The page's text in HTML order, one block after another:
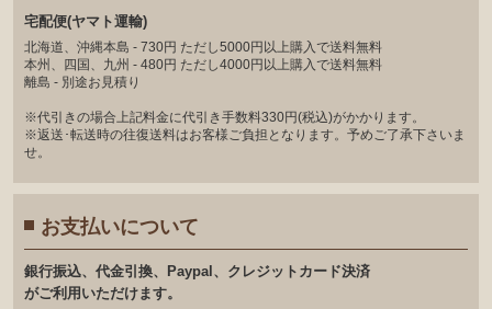
宅配便(ヤマト運輸)
北海道、沖縄本島 - 730円 ただし5000円以上購入で送料無料
本州、四国、九州 - 480円 ただし4000円以上購入で送料無料
離島 - 別途お見積り
※代引きの場合上記料金に代引き手数料330円(税込)がかかります。
※返送･転送時の往復送料はお客様ご負担となります。予めご了承下さいま
せ。
お支払いについて
銀⾏振込、代⾦引換、Paypal、クレジットカード決済
がご利⽤いただけます。